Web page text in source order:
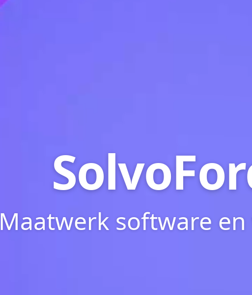
Maatwerk software